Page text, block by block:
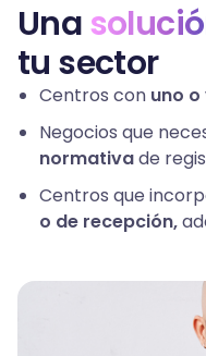
Una
tu sector
Centros con uno
Negocios que
normativade
Centros que
o de recepción,